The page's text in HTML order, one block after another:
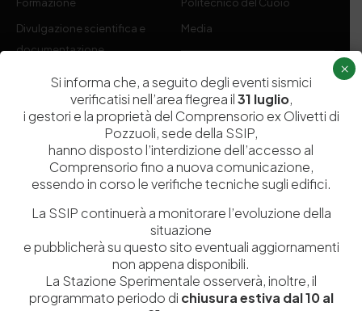
Divulgazione scientifica e
documentazione
Contribuenti
Media
Amministrazione Trasparente
Codice fiscale e Partita Iva07936981211
Iscrizione REA
NA 920756
Codice di iscrizione all’Anagrafe Nazionale delle Ricerche del
MIUR 000290_EIRI
Euro9.690.240,00
stazionesperimentaleindustriapelli@legalmail.it
Sede legaleVia Campi Flegrei, 34 – 80078 Pozzuoli (NA) – Tel. +39
Si informa che, a seguito degli eventi sismici
verificatisi nell’area flegrea il31 luglio,
i gestori e la proprietà del Comprensorio ex Olivetti di
Pozzuoli, sede della SSIP,
hanno disposto l’interdizione dell’accesso al
Comprensorio fino a nuova comunicazione,
essendo in corso le verifiche tecniche sugli edifici.
La SSIP continuerà a monitorare l’evoluzione della
situazione
e pubblicherà su questo sito eventuali aggiornamenti
non appena disponibili.
La Stazione Sperimentale osserverà, inoltre, il
programmato periodo di chiusura estiva dal 10 al
×